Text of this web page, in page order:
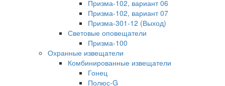
Призма-102, вариант 06
Призма-102, вариант 07
Призма-301-12 (Выход)
Световые оповещатели
Призма-100
Охранные извещатели
Комбинированные извещатели
Гонец
Полюс-G